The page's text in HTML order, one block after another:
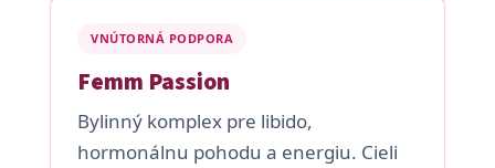
VNÚTORNÁ PODPORA
Femm Passion
Bylinný komplex pre libido,
hormonálnu pohodu a energiu. Cieli